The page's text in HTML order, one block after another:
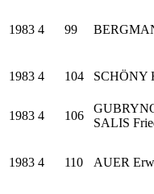
1983 4 99
1983 4 104 SCHÖNY
1983 4 106
SALIS
1983 4 110 AUER